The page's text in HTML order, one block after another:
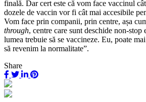
finală. Dar cert este că vom face vaccinul
dozele de vaccin vor fi cât mai accesibile
Vom face prin companii, prin centre, așa
through, centre care sunt deschide non-stop
lumea trebuie să se vaccineze. Eu, poate
să revenim la normalitate”.
Share